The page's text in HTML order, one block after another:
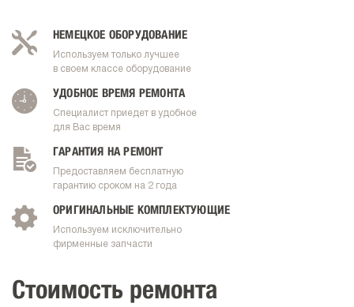
НЕМЕЦКОЕ ОБОРУДОВАНИЕ
Используем только лучшее
в своем классе оборудование
УДОБНОЕ ВРЕМЯ РЕМОНТА
Специалист приедет в удобное
для Вас время
ГАРАНТИЯ НА РЕМОНТ
Предоставляем бесплатную
гарантию сроком на 2 года
ОРИГИНАЛЬНЫЕ КОМПЛЕКТУЮЩИЕ
Используем исключительно
фирменные запчасти
Стоимость ремонта